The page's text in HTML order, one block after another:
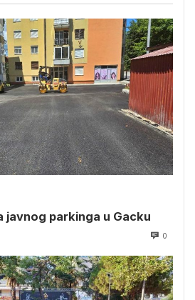
javnog parkinga u Gacku
0